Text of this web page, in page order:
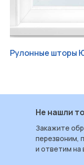
Рулонные шторы
Не нашли
Закажите
перезвоним,
и ответим на
ул. Червишевский
Пн — Пт: 09:00–18:00
Сб: 09:00–17:00
Вс: выходной